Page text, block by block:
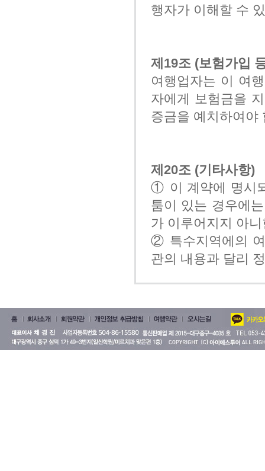
행자가 이해할 수
제19조 (보험가입
여행업자는 이 여
자에게 보험금을
증금을 예치하여야
제20조 (기타사항)
① 이 계약에 명시
툼이 있는 경우에
가 이루어지지 아
② 특수지역에의
관의 내용과 달리